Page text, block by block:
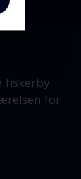
fiskerby
for